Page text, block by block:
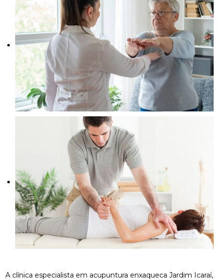
A clínica especialista em acupuntura enxaqueca Jardim Icaraí,